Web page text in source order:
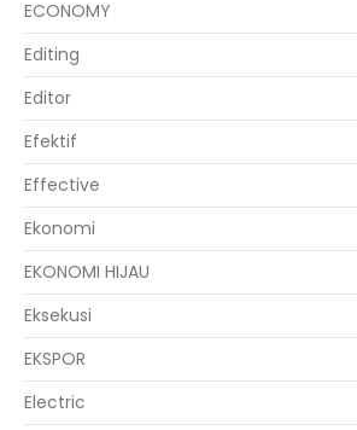
ECONOMY
Editing
Editor
Efektif
Effective
Ekonomi
EKONOMI HIJAU
Eksekusi
EKSPOR
Electric